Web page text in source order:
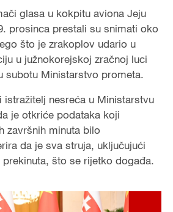
glasa u kokpitu aviona Jeju
prosinca prestali su snimati oko
što je zrakoplov udario u
u južnokorejskoj zračnoj luci
subotu Ministarstvo prometa.
nesreća u Ministarstvu
je otkriće podataka koji
završnih minuta bilo
da je sva struja, uključujući
što se rijetko događa.